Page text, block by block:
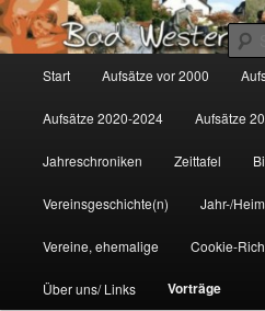
Zum
primären
Inhalt
springen
Gemeinsam für Bad Westernkotten
Start Aufsätze vor 2000
Aufsätze 2020-2024 Aufsätze
Jahreschroniken Zeittafel
Vereinsgeschichte(n) Jahr-/
Vereine, ehemalige Cookie-
Über uns/ Links Vorträge